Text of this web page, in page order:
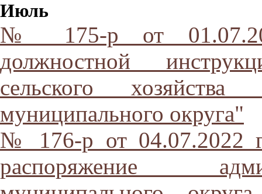
Июль
№ 175-р от
должностной
сельского хозяйства
муниципального округа"
№ 176-р от 04.07.2022
распоряжение